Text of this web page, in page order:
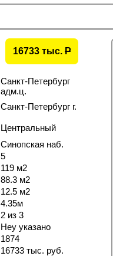
16733 тыс. P
Санкт-Петербург
адм.ц.
Санкт-Петербург г.
Центральный
Синопская наб.
5
119 м2
88.3 м2
12.5 м2
4.35м
2 из 3
Неу указано
1874
16733 тыс. руб.